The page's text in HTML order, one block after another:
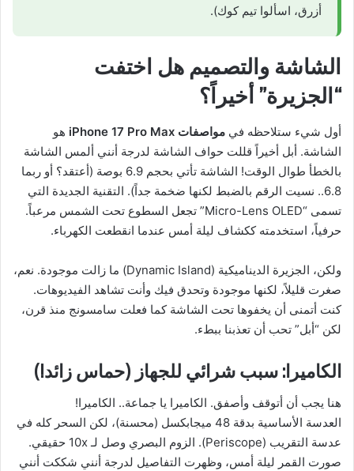
أزرق، اسألوا تيم كوك).
الشاشة والتصميم هل اختفت
“الجزيرة” أخيراً؟
أول شيء ستلاحظه في مواصفات iPhone 17 Pro Max
هو
الشاشة. أبل أخيراً قللت حواف الشاشة لدرجة أنني ألمس الشاشة
بالخطأ طوال الوقت! الشاشة تأتي بحجم 6.9 بوصة (أعتقد؟ أو ربما
6.8.. نسيت الرقم بالضبط لكنها ضخمة جداً). التقنية الجديدة التي
تسمى “Micro-Lens OLED” تجعل السطوع تحت الشمس مرعباً.
حرفياً، استخدمته ككشاف ليلة أمس عندما انقطعت الكهرباء.
ولكن، الجزيرة الديناميكية (Dynamic Island) ما زالت موجودة. نعم،
صغرت قليلاً، لكنها موجودة وتحدق فيك وأنت تشاهد الفيديوهات.
كنت أتمنى أن يخفوها تحت الشاشة كما فعلت سامسونج منذ قرن،
لكن “أبل” تحب أن تعذبنا ببطء.
الكاميرا: سبب شرائي للجهاز (حماس زائد!)
هنا يجب أن أتوقف وأصفق. الكاميرا يا جماعة.. الكاميرا!
العدسة الأساسية بدقة 48 ميجابكسل (محسنة)، لكن السحر كله في
عدسة التقريب (Periscope). الزوم البصري وصل لـ 10x حقيقي.
صورت القمر ليلة أمس، وظهرت التفاصيل لدرجة أنني شككت أنني